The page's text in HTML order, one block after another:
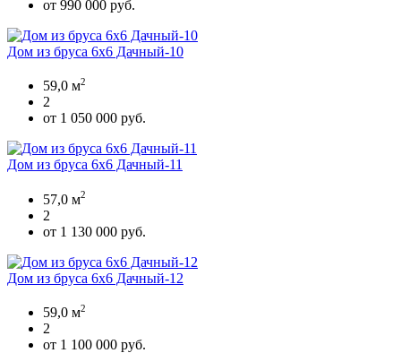
от 990 000 руб.
Дом из бруса 6х6 Дачный-10
59,0 м2
2
от 1 050 000 руб.
Дом из бруса 6х6 Дачный-11
57,0 м2
2
от 1 130 000 руб.
Дом из бруса 6х6 Дачный-12
59,0 м2
2
от 1 100 000 руб.